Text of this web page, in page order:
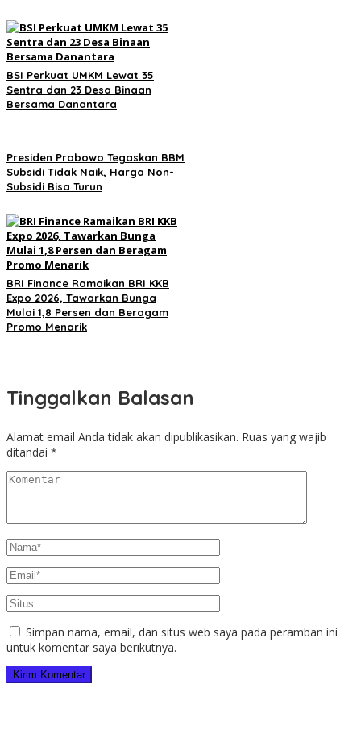
BSI Perkuat UMKM Lewat 35
Sentra dan 23 Desa Binaan
Bersama Danantara
Presiden Prabowo Tegaskan BBM
Subsidi Tidak Naik, Harga Non-
Subsidi Bisa Turun
BRI Finance Ramaikan BRI KKB
Expo 2026, Tawarkan Bunga
Mulai 1,8 Persen dan Beragam
Promo Menarik
Tinggalkan Balasan
Alamat email Anda tidak akan dipublikasikan. Ruas yang wajib
ditandai *
Simpan nama, email, dan situs web saya pada peramban ini
untuk komentar saya berikutnya.